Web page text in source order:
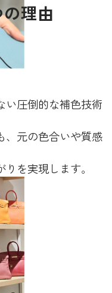
理由
い圧倒的な補色技術
、元の色合いや質感
を実現します。